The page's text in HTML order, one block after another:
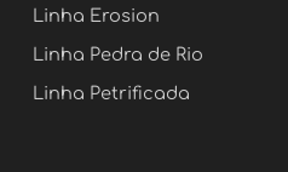
Linha Erosion
Linha Pedra de Rio
Linha Petrificada